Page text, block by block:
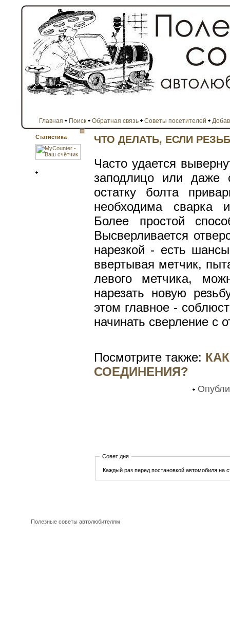
Главная Поиск Обратная связь Советы посетителей
Статистика ЧТО ДЕЛАТЬ, ЕСЛИ
Часто удается
заподлицо или даже
остатку болта
необходима сварка
Более простой
Высверливается
нарезкой - есть
ввертывая метчик,
левого метчика,
нарезать новую
этом главное -
начинать сверление с
Посмотрите также:
СОЕДИНЕНИЯ?
Совет дня
Каждый раз перед постановкой автомобиля на
Полезные советы автолюбителям